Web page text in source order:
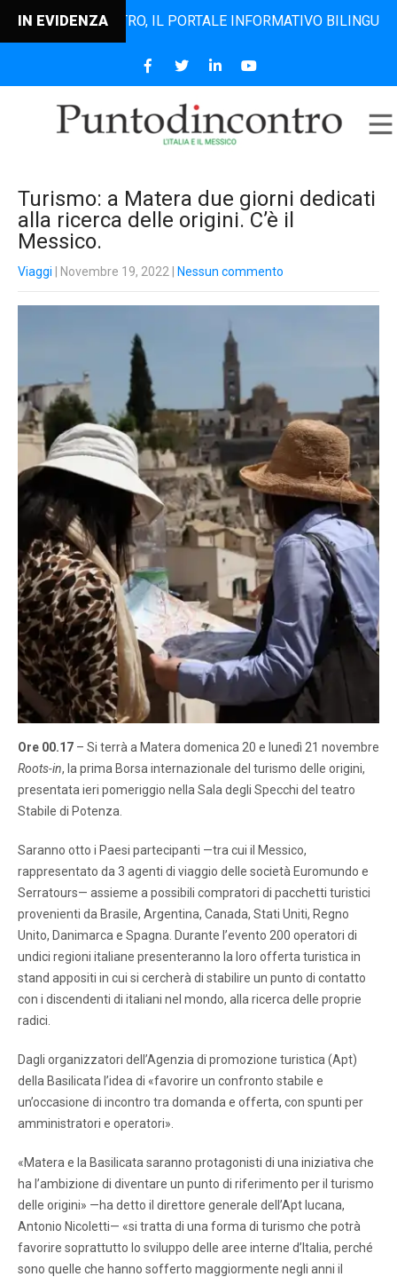
IN EVIDENZA IL PORTALE INFORMATIVO BILINGUE CHE
Turismo: a Matera due giorni dedicati
alla ricerca delle origini. C’è il
Messico.
Viaggi | Novembre 19, 2022 Nessun commento
Ore 00.17 – Si terrà a Matera domenica 20 e lunedì 21 novembre
Roots-in, la prima Borsa internazionale del turismo delle origini,
presentata ieri pomeriggio nella Sala degli Specchi del teatro
Stabile di Potenza.
Saranno otto i Paesi partecipanti —tra cui il Messico,
rappresentato da 3 agenti di viaggio delle società Euromundo e
Serratours— assieme a possibili compratori di pacchetti turistici
provenienti da Brasile, Argentina, Canada, Stati Uniti, Regno
Unito, Danimarca e Spagna. Durante l’evento 200 operatori di
undici regioni italiane presenteranno la loro offerta turistica in
stand appositi in cui si cercherà di stabilire un punto di contatto
con i discendenti di italiani nel mondo, alla ricerca delle proprie
radici.
Dagli organizzatori dell’Agenzia di promozione turistica (Apt)
della Basilicata l’idea di «favorire un confronto stabile e
un’occasione di incontro tra domanda e offerta, con spunti per
amministratori e operatori».
«Matera e la Basilicata saranno protagonisti di una iniziativa che
ha l’ambizione di diventare un punto di riferimento per il turismo
delle origini» —ha detto il direttore generale dell’Apt lucana,
Antonio Nicoletti— «si tratta di una forma di turismo che potrà
favorire soprattutto lo sviluppo delle aree interne d’Italia, perché
sono quelle che hanno sofferto maggiormente negli anni il